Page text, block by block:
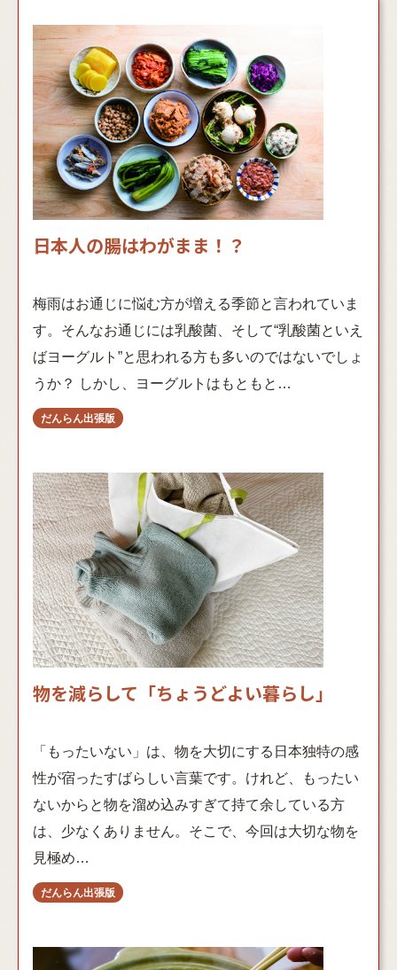
日本人の腸はわがまま！？
梅雨はお通じに悩む方が増える季節と言われていま
す。そんなお通じには乳酸菌、そして“乳酸菌といえ
ばヨーグルト”と思われる方も多いのではないでしょ
うか？ しかし、ヨーグルトはもともと…
物を減らして「ちょうどよい暮らし」
「もったいない」は、物を大切にする日本独特の感
性が宿ったすばらしい言葉です。けれど、もったい
ないからと物を溜め込みすぎて持て余している方
は、少なくありません。そこで、今回は大切な物を
見極め…